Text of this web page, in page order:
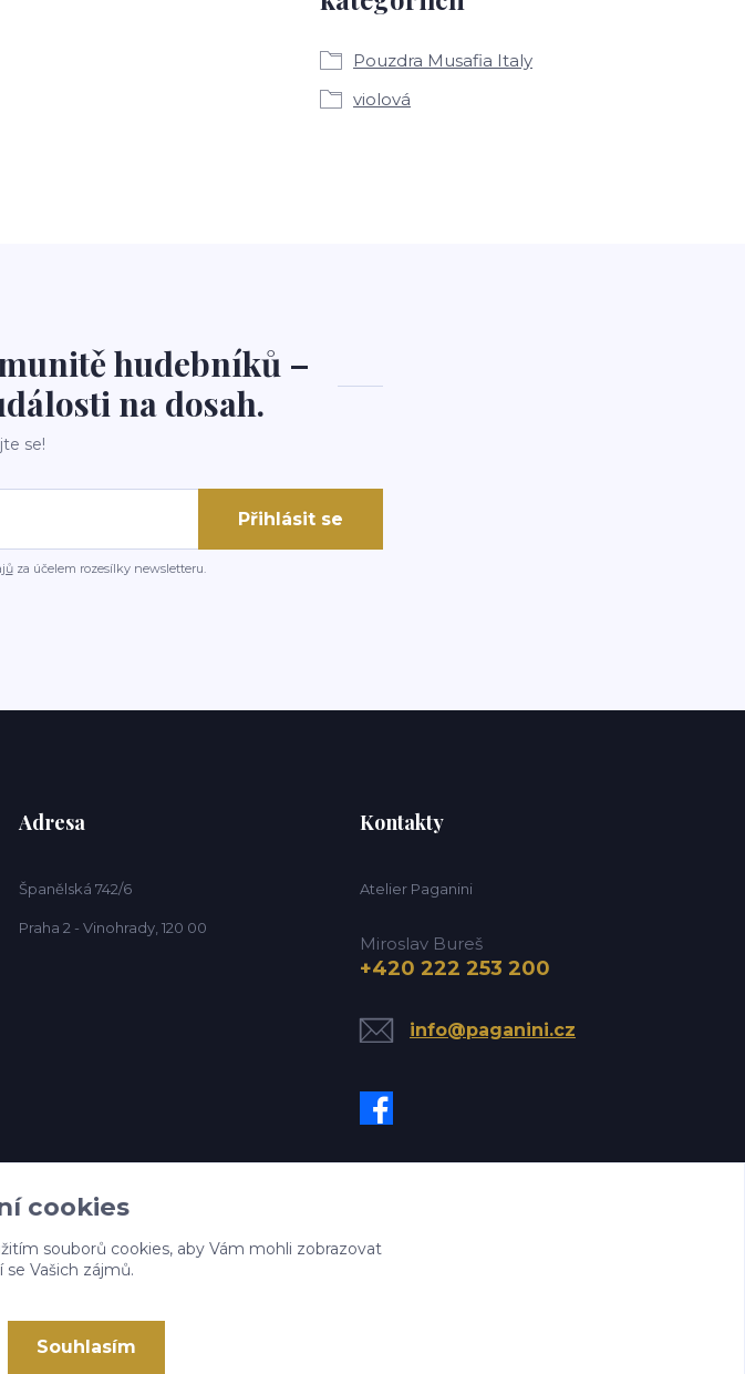
Pouzdra Musafia Italy
violová
hudebníků –
na dosah.
se!
Přihlásit se
za účelem rozesílky newsletteru.
Adresa
Španělská 742/6
Praha 2 - Vinohrady, 120 00
Kontakty
Atelier Paganini
Miroslav Bureš
+420 222 253 200
info@paganini.cz
cookies
souborů cookies, aby Vám mohli zobrazovat
Vašich zájmů.
Souhlasím